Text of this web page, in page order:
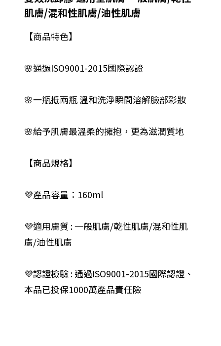
肌膚/混和性肌膚/油性肌膚
【商品特色】
🌸通過ISO9001-2015國際認證
🌸一瓶抵兩瓶 溫和洗淨瞬間溶解臉部彩妝
🌸給予肌膚最溫柔的擁抱，更為滋潤質地
【商品規格】
💜產品容量：160ml
💜適用膚質 : 一般肌膚/乾性肌膚/混和性肌
膚/油性肌膚
💜認證檢驗 : 通過ISO9001-2015國際認證、
本品已投保1000萬產品責任險